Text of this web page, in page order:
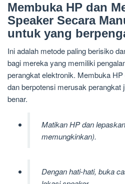
Membuka HP dan
Speaker Secara
untuk yang
Ini adalah metode paling berisiko
bagi mereka yang memiliki
perangkat elektronik. Membuka
dan berpotensi merusak perangkat
benar.
Matikan HP dan
memungkinkan).
Dengan hati-hati, buka